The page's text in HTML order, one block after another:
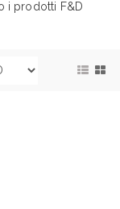
i prodotti F&D